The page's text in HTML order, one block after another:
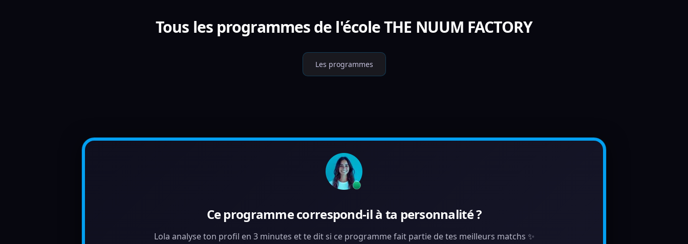
Tous les programmes de l'école THE NUUM FACTORY
Les programmes
Ce programme correspond-il à ta personnalité ?
Lola analyse ton profil en 3 minutes et te dit si ce programme fait partie de tes meilleurs matchs ✨